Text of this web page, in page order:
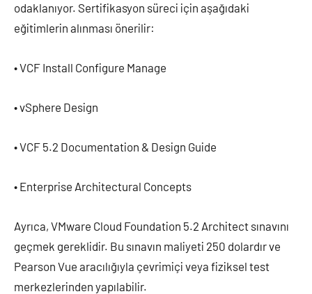
odaklanıyor. Sertifikasyon süreci için aşağıdaki
eğitimlerin alınması önerilir:
• VCF Install Configure Manage
• vSphere Design
• VCF 5.2 Documentation & Design Guide
• Enterprise Architectural Concepts
Ayrıca, VMware Cloud Foundation 5.2 Architect sınavını
geçmek gereklidir. Bu sınavın maliyeti 250 dolardır ve
Pearson Vue aracılığıyla çevrimiçi veya fiziksel test
merkezlerinden yapılabilir.